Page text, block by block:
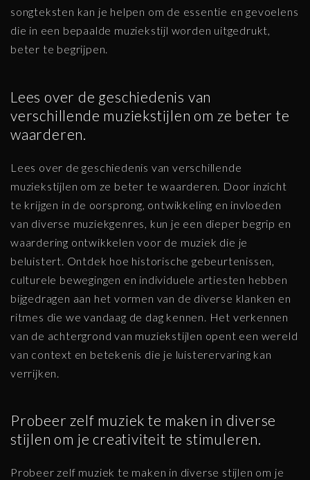
songteksten kan je helpen om de essentie en gevoelens
die in een bepaalde muziekstijl worden uitgedrukt,
beter te begrijpen.
Lees over de geschiedenis van
verschillende muziekstijlen om ze beter te
waarderen.
Lees over de geschiedenis van verschillende
muziekstijlen om ze beter te waarderen. Door inzicht
te krijgen in de oorsprong, ontwikkeling en invloeden
van diverse muziekgenres, kun je een dieper begrip en
waardering ontwikkelen voor de muziek die je
beluistert. Ontdek hoe historische gebeurtenissen,
culturele bewegingen en individuele artiesten hebben
bijgedragen aan het vormen van de diverse klanken en
ritmes die we vandaag de dag kennen. Het verkennen
van de achtergrond van muziekstijlen opent een wereld
van context en betekenis die je luisterervaring kan
verrijken.
Probeer zelf muziek te maken in diverse
stijlen om je creativiteit te stimuleren.
Probeer zelf muziek te maken in diverse stijlen om je